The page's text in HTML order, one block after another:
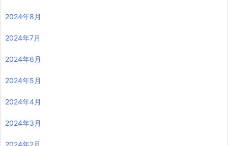
2024年8月
2024年7月
2024年6月
2024年5月
2024年4月
2024年3月
2024年2月